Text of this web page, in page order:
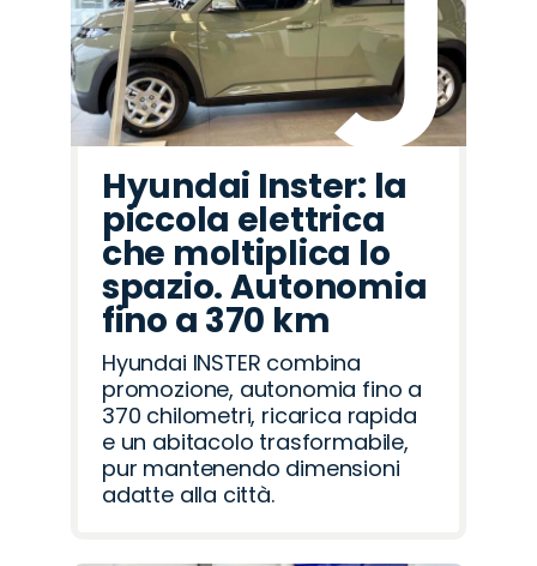
Hyundai Inster: la
piccola elettrica
che moltiplica lo
spazio. Autonomia
fino a 370 km
Hyundai INSTER combina
promozione, autonomia fino a
370 chilometri, ricarica rapida
e un abitacolo trasformabile,
pur mantenendo dimensioni
adatte alla città.